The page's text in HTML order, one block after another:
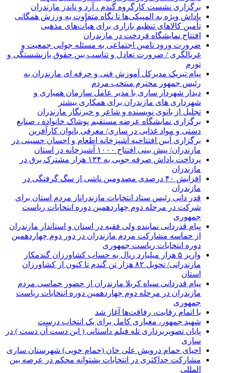
برگزاری نشست کارگروه گندم ، آرد و ناندز مازندران
پاداش ویژه به المپیکی‌ها تا نگاه متفاوت به ورزش همگانی
تأمین کالاهای تنظیم بازاری برای هیأت‌های مذهبی
افتتاح نمایشگاه فردخت در مازندران
ضرورت ورود تامین اجتماعی به مسئله جوانی جمعیت و
غربالگری / ضرورت تعادل و تناسب بین حقوق بازنشستگی و
تورم
پیام تبریک مدیرکل آموزش فنی و حرفه ای مازندران به
رئیس جمهور محترم منتخب مردم
دیدار شهردار ساری با مدیر عامل سازمان همیاری و
شهرداری های مازندران برای همکاری بیشتر
تجلیل از بانوی نویسنده و شاعر و خبرنگار مازندران
برگزاری نمایشگاه عرضه مستقیم پوشاک خانواده ، صنایع
دستی و مواد غذایی در ساری/ معرفی بانوان کارآفرین
برگزاری آیین افتتاحیه آشپزخانه اطعام و احسان حسینی در
مازندران/ پیش بینی افتتاح ۱۰۰۰ آشپزخانه در استان
پرداخت پاداش صرفه جویی به ۱۳۴ هزار مشترک برق در
مازندران
افزایش ۴۰ درصدی مصدومین ناشی از سگ گرفتگی در
مازندران
قدر دانی رئیس ستاد انتخابات مازندراناز مردم استان برای
شرکت در مرحله دوم چهاردهمین دوره انتخابات ریاست
جمهوری
پیام قدردانی نماینده ولی فقیه در استان و استاندار مازندران
از حماسه مشارکت مردم مازندران در دور دوم چهاردهمین
دوره انتخابات ریاست جمهوری
واریز ۵ هزار میلیارد ریال به حساب کشاورزان گندمکار
مازندرانی/ تحویل ۸۲ هزار تن گندم تا کنون از کشاورزان
استان
پیام قدردانی سپاه کربلا مازندران از حضور حماسی مردم
مازندران در مرحله دوم چهاردهمین دوره انتخابات ریاست
جمهوری
با اتمام رقابت، رفاقت‌ها آغاز شد
شهید جمهور، معیاری کامل برای یک انتخاب درست
پایان تصویربرداری تله فیلم داستانی ( این دست آن دست ) در
ساری
احیای حمام درویش علی خان (حمام خویی) شهرستان ساری
مشارکت حداکثری در انتخابات پشتوانه محکم در عرصه بین
المللی